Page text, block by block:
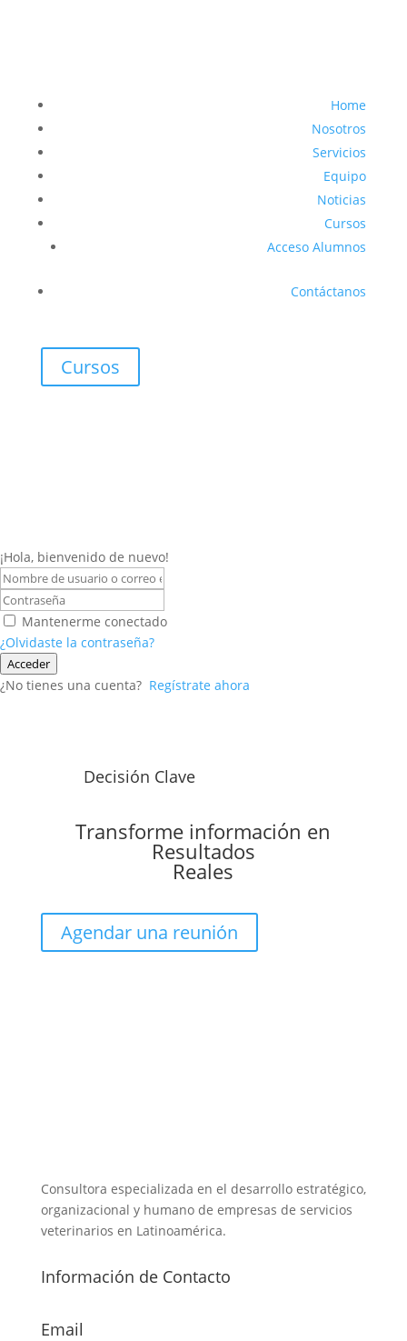
Home
Nosotros
Servicios
Equipo
Noticias
Cursos
Acceso Alumnos
Contáctanos
Cursos
¡Hola, bienvenido de nuevo!
Mantenerme conectado
¿Olvidaste la contraseña?
Acceder
¿No tienes una cuenta? Regístrate ahora
Decisión Clave
Transforme información en
Resultados
Reales
Agendar una reunión
Consultora especializada en el desarrollo estratégico,
organizacional y humano de empresas de servicios
veterinarios en Latinoamérica.
Información de Contacto
Email